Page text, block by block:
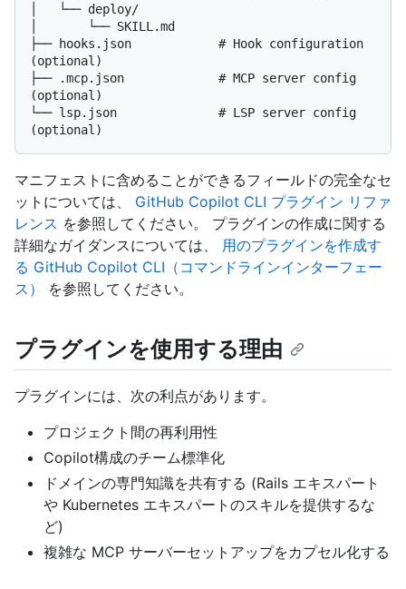
│   └── deploy/
│       └── SKILL.md
├── hooks.json            # Hook configuration
(optional)
├── .mcp.json             # MCP server config
(optional)
└── lsp.json              # LSP server config
マニフェストに含めることができるフィールドの完全なセ
ットについては、 GitHub Copilot CLI プラグイン リファ
レンス を参照してください。 プラグインの作成に関する
詳細なガイダンスについては、 用のプラグインを作成す
る GitHub Copilot CLI（コマンドラインインターフェー
ス）
を参照してください。
プラグインを使用する理由
プラグインには、次の利点があります。
プロジェクト間の再利用性
Copilot構成のチーム標準化
ドメインの専門知識を共有する (Rails エキスパート
や Kubernetes エキスパートのスキルを提供するな
ど)
複雑な MCP サーバーセットアップをカプセル化する